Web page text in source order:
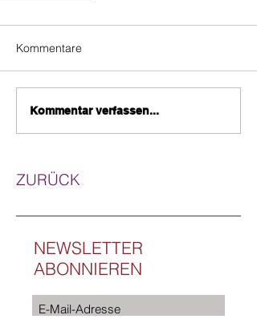
Kommentare
Kommentar verfassen...
ZURÜCK
NEWSLETTER
ABONNIEREN